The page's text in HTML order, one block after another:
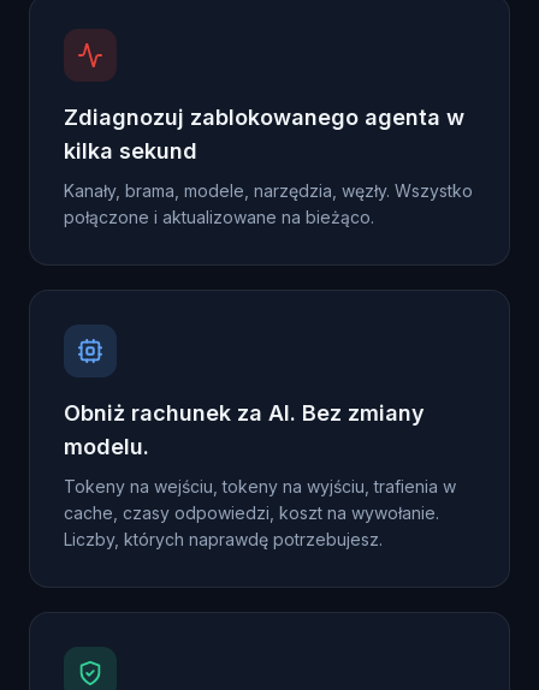
Zdiagnozuj zablokowanego agenta w
kilka sekund
Kanały, brama, modele, narzędzia, węzły. Wszystko
połączone i aktualizowane na bieżąco.
Obniż rachunek za AI. Bez zmiany
modelu.
Tokeny na wejściu, tokeny na wyjściu, trafienia w
cache, czasy odpowiedzi, koszt na wywołanie.
Liczby, których naprawdę potrzebujesz.